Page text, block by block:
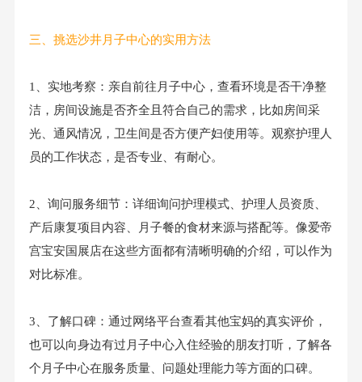
三、挑选沙井月子中心的实用方法
1、实地考察：亲自前往月子中心，查看环境是否干净整
洁，房间设施是否齐全且符合自己的需求，比如房间采
光、通风情况，卫生间是否方便产妇使用等。观察护理人
员的工作状态，是否专业、有耐心。
2、询问服务细节：详细询问护理模式、护理人员资质、
产后康复项目内容、月子餐的食材来源与搭配等。像爱帝
宫宝安国展店在这些方面都有清晰明确的介绍，可以作为
对比标准。
3、了解口碑：通过网络平台查看其他宝妈的真实评价，
也可以向身边有过月子中心入住经验的朋友打听，了解各
个月子中心在服务质量、问题处理能力等方面的口碑。